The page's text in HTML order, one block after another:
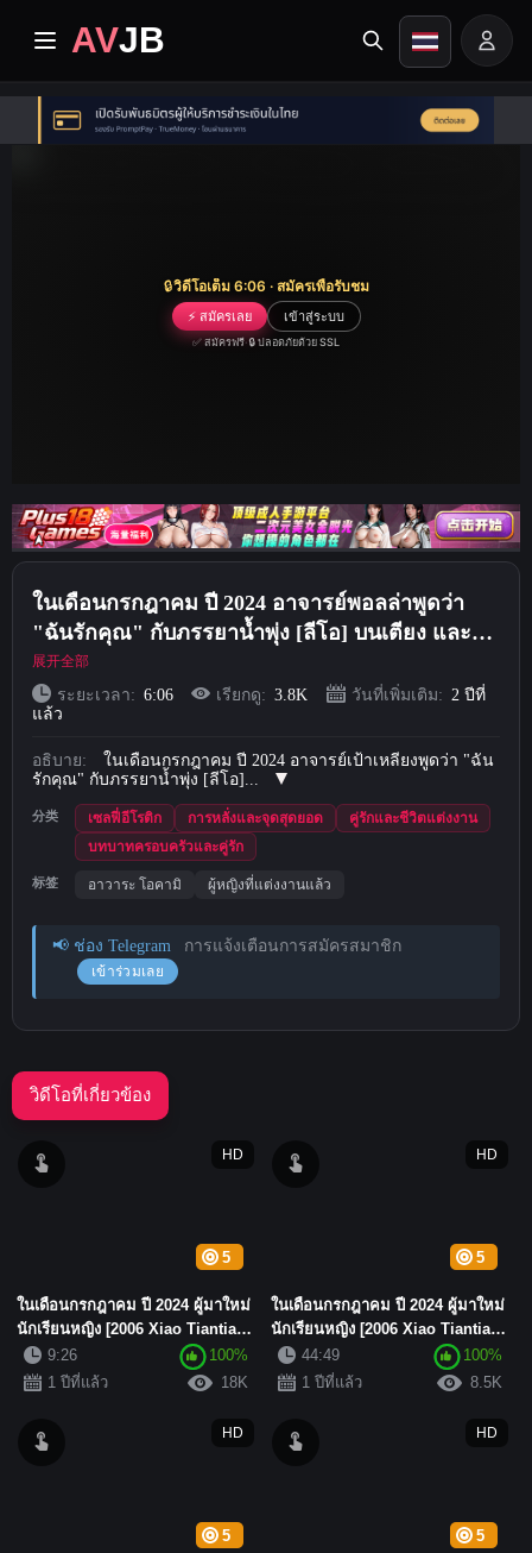
AVJB
หน้าแรก
Short Videos
อัปโหลด
ลงทะเบียน
🔒วิดีโอเต็ม 6:06 · สมัครเพื่อรับชม
⚡ สมัครเลย เข้าสู่ระบบ
✅ สมัครฟรี·🔒 ปลอดภัยด้วย SSL
ในเดือนกรกฎาคม ปี 2024 อาจารย์พอลล่าพูดว่า
"ฉันรักคุณ" กับภรรยาน้ำพุ่ง [ลีโอ] บนเตียง และ
"ฉันไม่ชอบคุณ" ขณะชมภาพยนตร์
展开全部
ระยะเวลา: 6:06 เรียกดู: 3.8K วันที่เพิ่มเติม: 2 ปีที่
แล้ว
อธิบาย:
ในเดือนกรกฎาคม ปี 2024 อาจารย์เป้าเหลียงพูดว่า "ฉัน
รักคุณ" กับภรรยาน้ำพุ่ง [ลีโอ]...
分类 เซลฟี่อีโรติก การหลั่งและจุดสุดยอด
คู่รักและชีวิตแต่งงาน
บทบาทครอบครัวและคู่รัก
标签 อาวาระ โอคามิ ผู้หญิงที่แต่งงานแล้ว
📢 ช่อง Telegram การแจ้งเตือนการสมัครสมาชิก
เข้าร่วมเลย
วิดีโอที่เกี่ยวข้อง
5
HD
ในเดือนกรกฎาคม ปี 2024 ผู้มาใหม่
นักเรียนหญิง [2006 Xiao Tiantian,
2006 Tiantian] ...
9:26
100%
1 ปีที่แล้ว
18K
5
HD
ในเดือนกรกฎาคม ปี 2024 ผู้มาใหม่
นักเรียนหญิง [2006 Xiao Tiantian,
2006 Tiantian] ...
44:49
100%
1 ปีที่แล้ว
8.5K
5
HD
5
HD